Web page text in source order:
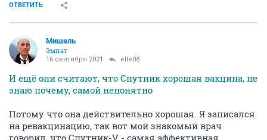
ОТВЕТИТЬ
Мишель
Эмпат
16 сентября 2021 elle08
И ещё они считают, что Спутник хорошая вакцина, не
знаю почему, самой непонятно
Потому что она действительно хорошая. Я записался
на ревакцинацию, так вот мой знакомый врач
говорил, что Спутник-V - самая эффективная